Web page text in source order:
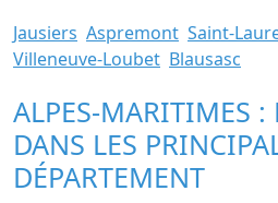
Jausiers Aspremont Saint-
Villeneuve-Loubet Blausasc
ALPES-MARITIMES :
DANS LES
DÉPARTEMENT